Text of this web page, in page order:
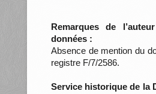
Remarques de
données :
Absence de mention du
registre F/7/2586.
Service historique de la